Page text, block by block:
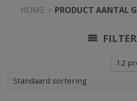
HOME > PRODUCT AANTAL
FILTER